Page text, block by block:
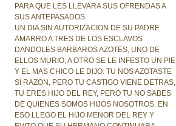
PARA QUE LES LLEVARA SUS OFRENDAS A
SUS ANTEPASADOS.
UN DIA SIN AUTORIZACION DE SU PADRE
AMARRO A TRES DE LOS ESCLAVOS
DANDOLES BARBAROS AZOTES, UNO DE
ELLOS MURIO, A OTRO SE LE INFESTO UN PIE
Y EL MAS CHICO LE DIJO: TU NOS AZOTASTE
SI RAZON, PERO TU CASTIGO VIENE DETRAS,
TU ERES HIJO DEL REY, PERO TU NO SABES
DE QUIENES SOMOS HIJOS NOSOTROS. EN
ESO LLEGO EL HIJO MENOR DEL REY Y